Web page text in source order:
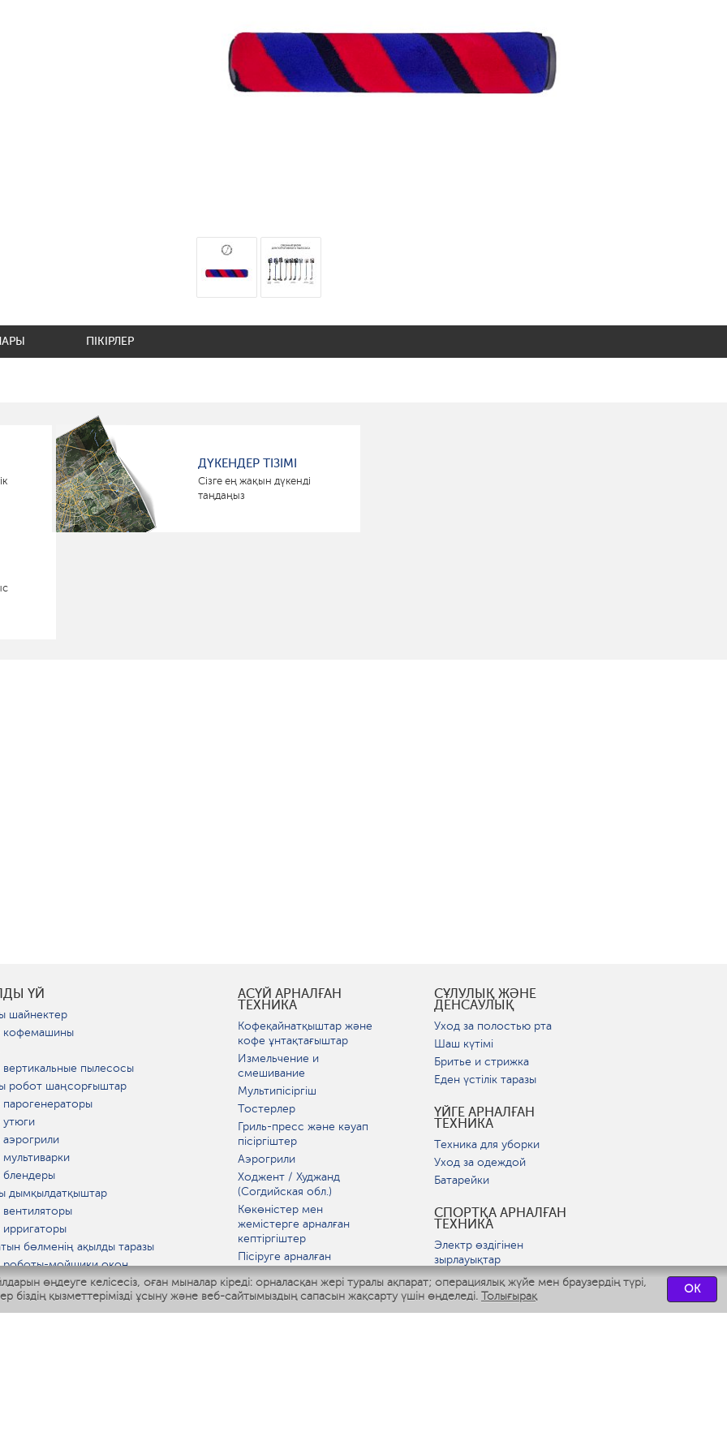
өңдеуге келісесіз, оған мыналар кіреді: орналасқан жері туралы ақпарат; операциялық жүйе мен браузердің түрі,
біздің қызметтерімізді ұсыну және веб-сайтымыздың сапасын жақсарту үшін өңделеді. Толығырақ
OK
ПІКІРЛЕР
ДҮКЕНДЕР ТІЗІМІ
Сізге ең жақын дүкенді
таңдаңыз
ҮЙ
шайнектер
кофемашины
пылесосы
робот шаңсорғыштар
дымқылдатқыштар
бөлменің ақылды таразы
роботы-мойщики окон
мультипісіргіш
IQ Home
АСҮЙ АРНАЛҒАН
ТЕХНИКА
Кофеқайнатқыштар және
кофе ұнтақтағыштар
Измельчение и
смешивание
Мультипісіргіш
Тостерлер
Гриль-пресс және кәуап
пісіргіштер
Аэрогрили
Ходжент / Худжанд
(Согдийская обл.)
Көкөністер мен
жемістерге арналған
кептіргіштер
Пісіруге арналған
аспаптар
Асүй таразылары
СҰЛУЛЫҚ ЖӘНЕ
ДЕНСАУЛЫҚ
Уход за полостью рта
Шаш күтімі
Бритье и стрижка
Еден үстілік таразы
ҮЙГЕ АРНАЛҒАН
ТЕХНИКА
Техника для уборки
Уход за одеждой
Батарейки
СПОРТҚА АРНАЛҒАН
ТЕХНИКА
Электр өздігінен
зырлауықтар
ВСТРАИВАЕМАЯ
ТЕХНИКА